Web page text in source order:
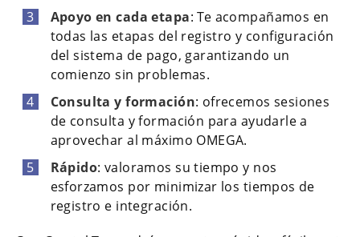
Apoyo en cada etapa: Te acompañamos en
todas las etapas del registro y configuración
del sistema de pago, garantizando un
comienzo sin problemas.
Consulta y formación: ofrecemos sesiones
de consulta y formación para ayudarle a
aprovechar al máximo OMEGA.
Rápido: valoramos su tiempo y nos
esforzamos por minimizar los tiempos de
registro e integración.